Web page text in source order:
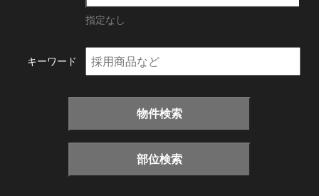
指定なし
キーワード
物件検索
部位検索